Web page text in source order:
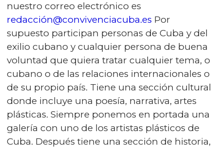
nuestro correo electrónico es
redacción@convivenciacuba.es Por
supuesto participan personas de Cuba y del
exilio cubano y cualquier persona de buena
voluntad que quiera tratar cualquier tema, o
cubano o de las relaciones internacionales o
de su propio país. Tiene una sección cultural
donde incluye una poesía, narrativa, artes
plásticas. Siempre ponemos en portada una
galería con uno de los artistas plásticos de
Cuba. Después tiene una sección de historia,